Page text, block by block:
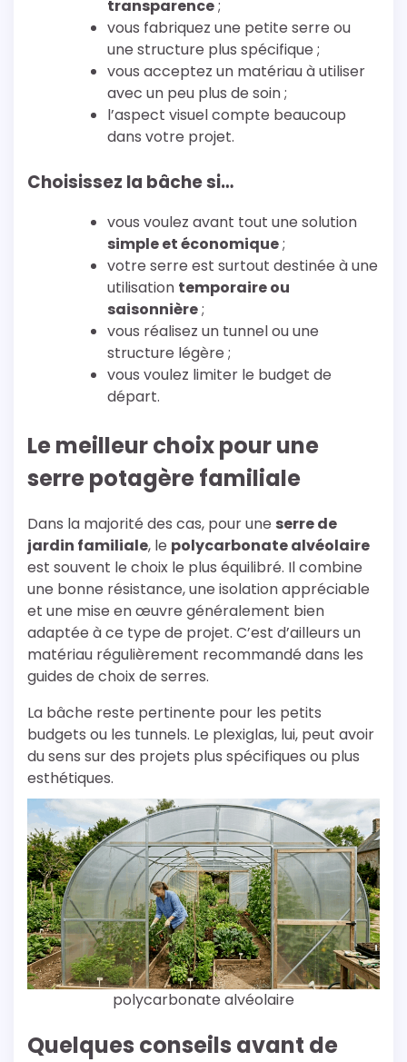
transparence;
vous fabriquez une petite serre ou
une structure plus spécifique ;
vous acceptez un matériau à utiliser
avec un peu plus de soin ;
l’aspect visuel compte beaucoup
dans votre projet.
Choisissez la bâche si…
vous voulez avant tout une solution
simple et économique;
votre serre est surtout destinée à une
utilisation temporaire ou
saisonnière;
vous réalisez un tunnel ou une
structure légère ;
vous voulez limiter le budget de
départ.
Le meilleur choix pour une
serre potagère familiale
Dans la majorité des cas, pour une serre de
jardin familiale, le polycarbonate alvéolaire
est souvent le choix le plus équilibré. Il combine
une bonne résistance, une isolation appréciable
et une mise en œuvre généralement bien
adaptée à ce type de projet. C’est d’ailleurs un
matériau régulièrement recommandé dans les
guides de choix de serres.
La bâche reste pertinente pour les petits
budgets ou les tunnels. Le plexiglas, lui, peut avoir
du sens sur des projets plus spécifiques ou plus
esthétiques.
polycarbonate alvéolaire
Quelques conseils avant de